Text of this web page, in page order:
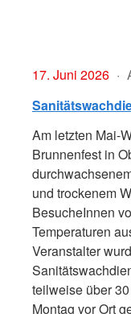
17. Juni 2026
Am letzten Mai-
Brunnenfest in
und trockenem
BesucheInnen
Temperaturen
Veranstalter
teilweise über
Montag vor Ort